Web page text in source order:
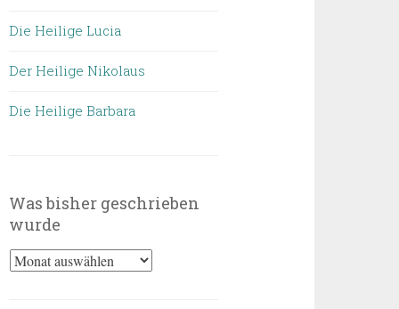
Die Heilige Lucia
Der Heilige Nikolaus
Die Heilige Barbara
Was bisher geschrieben
wurde
Was